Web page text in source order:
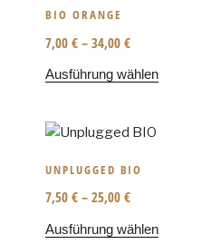
BIO ORANGE
7,00 € – 34,00 €
Ausführung wählen
UNPLUGGED BIO
7,50 € – 25,00 €
Ausführung wählen